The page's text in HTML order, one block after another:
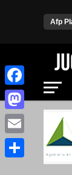
Facebook
Mastodon
Email
Compartir